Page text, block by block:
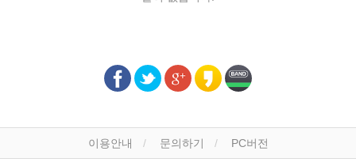
이용안내 문의하기 PC버전